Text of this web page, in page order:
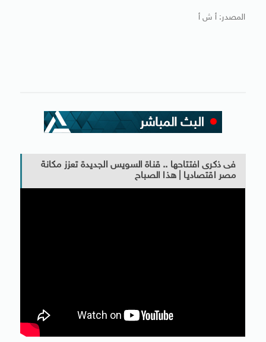
المصدر: أ ش أ
فى ذكرى افتتاحها .. قناة السويس الجديدة تعزز مكانة
مصر اقتصاديا | هذا الصباح